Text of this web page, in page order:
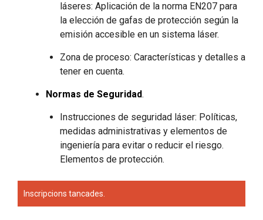
láseres: Aplicación de la norma EN207 para
la elección de gafas de protección según la
emisión accesible en un sistema láser.
Zona de proceso: Características y detalles a
tener en cuenta.
Normas de Seguridad.
Instrucciones de seguridad láser: Políticas,
medidas administrativas y elementos de
ingeniería para evitar o reducir el riesgo.
Elementos de protección.
Inscripcions tancades.